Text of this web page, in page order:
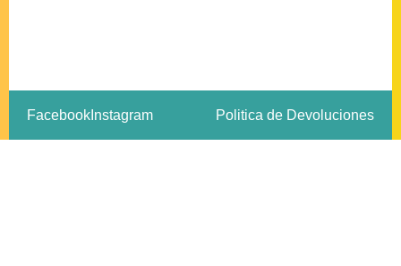
Facebook Instagram Politica de Devoluciones